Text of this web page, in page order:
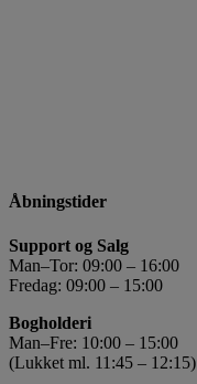
Åbningstider
Support og Salg
Man–Tor: 09:00 – 16:00
Fredag: 09:00 – 15:00
Bogholderi
Man–Fre: 10:00 – 15:00
(Lukket ml. 11:45 – 12:15)